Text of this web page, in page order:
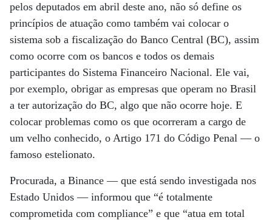
pelos deputados em abril deste ano, não só define os
princípios de atuação como também vai colocar o
sistema sob a fiscalização do Banco Central (BC), assim
como ocorre com os bancos e todos os demais
participantes do Sistema Financeiro Nacional. Ele vai,
por exemplo, obrigar as empresas que operam no Brasil
a ter autorização do BC, algo que não ocorre hoje. E
colocar problemas como os que ocorreram a cargo de
um velho conhecido, o Artigo 171 do Código Penal — o
famoso estelionato.
Procurada, a Binance — que está sendo investigada nos
Estado Unidos — informou que “é totalmente
comprometida com compliance” e que “atua em total